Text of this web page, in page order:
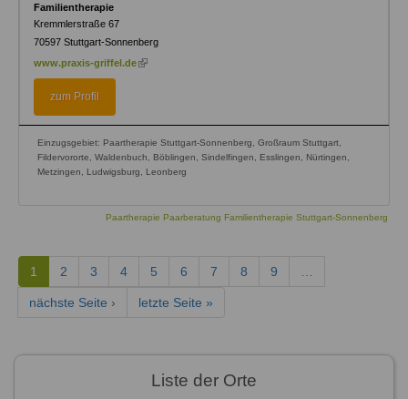
Familientherapie
Kremmlerstraße 67
70597 Stuttgart-Sonnenberg
www.praxis-griffel.de (link
zum Profil
Einzugsgebiet: Paartherapie Stuttgart-Sonnenberg, Großraum Stuttgart,
Fildervororte, Waldenbuch, Böblingen, Sindelfingen, Esslingen, Nürtingen,
Metzingen, Ludwigsburg, Leonberg
Paartherapie Paarberatung Familientherapie Stuttgart-Sonnenberg
1 2 3 4 5 6 7 8 9
nächste Seite › letzte Seite »
Liste der Orte